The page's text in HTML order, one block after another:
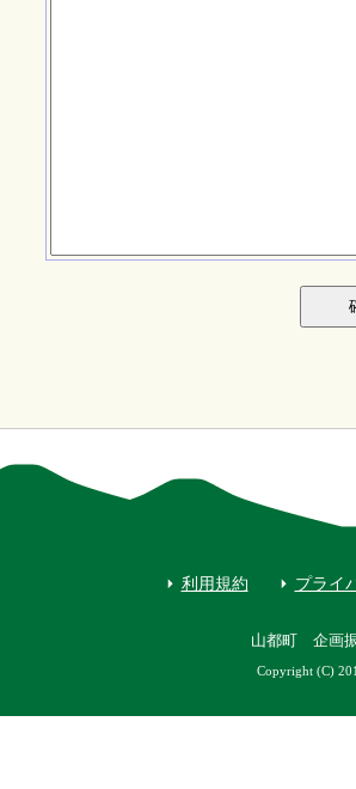
利用規約 プライ
山都町 企画
Copyright (C)